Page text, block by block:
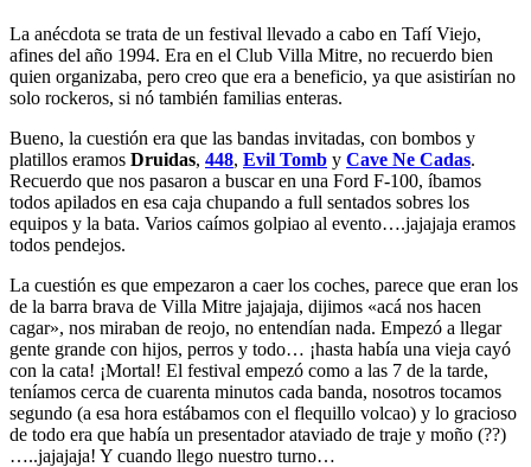
La anécdota se trata de un festival llevado a cabo en Tafí Viejo,
afines del año 1994. Era en el Club Villa Mitre, no recuerdo bien
quien organizaba, pero creo que era a beneficio, ya que asistirían no
solo rockeros, si nó también familias enteras.
Bueno, la cuestión era que las bandas invitadas, con bombos y
platillos eramos Druidas, 448, Evil Tomb y Cave Ne Cadas.
Recuerdo que nos pasaron a buscar en una Ford F-100, íbamos
todos apilados en esa caja chupando a full sentados sobres los
equipos y la bata. Varios caímos golpiao al evento….jajajaja eramos
todos pendejos.
La cuestión es que empezaron a caer los coches, parece que eran los
de la barra brava de Villa Mitre jajajaja, dijimos «acá nos hacen
cagar», nos miraban de reojo, no entendían nada. Empezó a llegar
gente grande con hijos, perros y todo… ¡hasta había una vieja cayó
con la cata! ¡Mortal! El festival empezó como a las 7 de la tarde,
teníamos cerca de cuarenta minutos cada banda, nosotros tocamos
segundo (a esa hora estábamos con el flequillo volcao) y lo gracioso
de todo era que había un presentador ataviado de traje y moño (??)
…..jajajaja! Y cuando llego nuestro turno…